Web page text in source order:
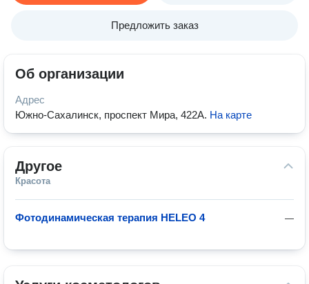
Предложить заказ
Об организации
Адрес
Южно-Сахалинск, проспект Мира, 422А. На карте
Другое
Красота
—
Фотодинамическая терапия HELEO 4